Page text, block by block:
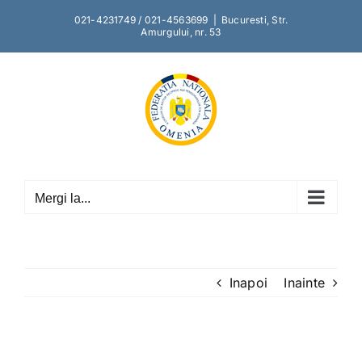
content
021-4231749 / 021-4563699
Bucuresti, Str.
Amurgului, nr. 53
Mergi la...
Inapoi Inainte